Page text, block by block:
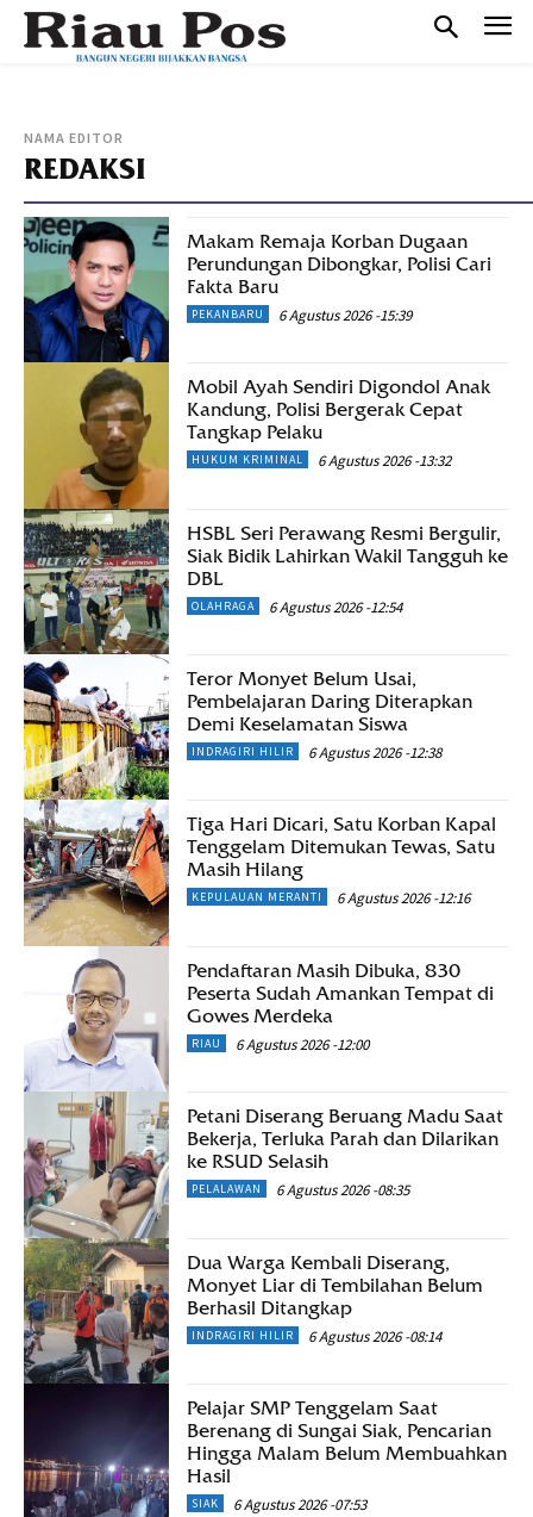
NAMA EDITOR
REDAKSI
Makam Remaja Korban Dugaan
Perundungan Dibongkar, Polisi Cari
Fakta Baru
PEKANBARU 6 Agustus 2026 -15:39
Mobil Ayah Sendiri Digondol Anak
Kandung, Polisi Bergerak Cepat
Tangkap Pelaku
HUKUM KRIMINAL 6 Agustus 2026 -13:32
HSBL Seri Perawang Resmi Bergulir,
Siak Bidik Lahirkan Wakil Tangguh ke
DBL
OLAHRAGA 6 Agustus 2026 -12:54
Teror Monyet Belum Usai,
Pembelajaran Daring Diterapkan
Demi Keselamatan Siswa
INDRAGIRI HILIR 6 Agustus 2026 -12:38
Tiga Hari Dicari, Satu Korban Kapal
Tenggelam Ditemukan Tewas, Satu
Masih Hilang
KEPULAUAN MERANTI 6 Agustus 2026 -12:16
Pendaftaran Masih Dibuka, 830
Peserta Sudah Amankan Tempat di
Gowes Merdeka
RIAU 6 Agustus 2026 -12:00
Petani Diserang Beruang Madu Saat
Bekerja, Terluka Parah dan Dilarikan
ke RSUD Selasih
PELALAWAN 6 Agustus 2026 -08:35
Dua Warga Kembali Diserang,
Monyet Liar di Tembilahan Belum
Berhasil Ditangkap
INDRAGIRI HILIR 6 Agustus 2026 -08:14
Pelajar SMP Tenggelam Saat
Berenang di Sungai Siak, Pencarian
Hingga Malam Belum Membuahkan
Hasil
SIAK 6 Agustus 2026 -07:53